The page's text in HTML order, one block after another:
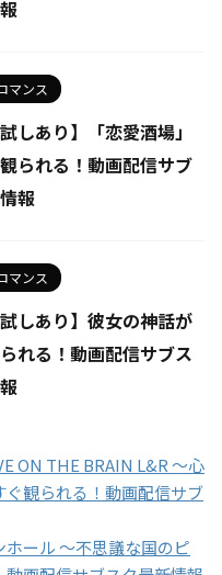
マンス
しあり】「恋愛酒場」
られる！動画配信サブ
報
マンス
試しあり】彼女の神話が
れる！動画配信サブス
ON THE BRAIN L&R ～心
観られる！動画配信サブ
ホール ～不思議な国のピ